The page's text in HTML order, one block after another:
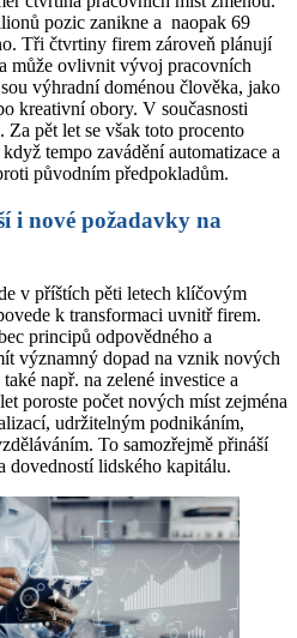
pozic zanikne a naopak 69
Tři čtvrtiny firem zároveň plánují
může ovlivnit vývoj pracovních
výhradní doménou člověka, jako
kreativní obory. V současnosti
pět let se však toto procento
tempo zavádění automatizace a
původním předpokladům.
i nové požadavky na
v příštích pěti letech klíčovým
k transformaci uvnitř firem.
principů odpovědného a
významný dopad na vznik nových
např. na zelené investice a
poroste počet nových míst zejména
udržitelným podnikáním,
To samozřejmě přináší
dovedností lidského kapitálu.